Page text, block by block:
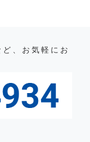
、お気軽にお